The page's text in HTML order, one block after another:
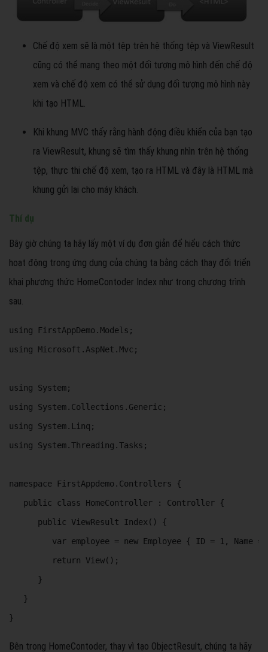
Chế độ xem sẽ là một tệp trên hệ thống tệp và ViewResult
cũng có thể mang theo một đối tượng mô hình đến chế độ
xem và chế độ xem có thể sử dụng đối tượng mô hình này
khi tạo HTML.
Khi khung MVC thấy rằng hành động điều khiển của bạn tạo
ra ViewResult, khung sẽ tìm thấy khung nhìn trên hệ thống
tệp, thực thi chế độ xem, tạo ra HTML và đây là HTML mà
khung gửi lại cho máy khách.
Thí dụ
Bây giờ chúng ta hãy lấy một ví dụ đơn giản để hiểu cách thức
hoạt động trong ứng dụng của chúng ta bằng cách thay đổi triển
khai phương thức HomeContoder Index như trong chương trình
sau.
using FirstAppDemo.Models;
using Microsoft.AspNet.Mvc;
using System;
using System.Collections.Generic;
using System.Linq;
using System.Threading.Tasks;
namespace FirstAppdemo.Controllers {
   public class HomeController : Controller {
      public ViewResult Index() {
var employee = new Employee { ID = 1, Name
         return View();
      }
   }
}
Bên trong HomeContoder, thay vì tạo ObjectResult, chúng ta hãy